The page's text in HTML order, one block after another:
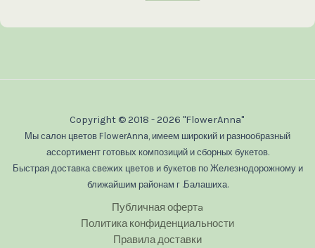
Copyright © 2018 - 2026 "FlowerAnna"
Мы салон цветов FlowerAnna, имеем широкий и разнообразный
ассортимент готовых композиций и сборных букетов.
Быстрая доставка свежих цветов и букетов по Железнодорожному и
ближайшим районам г .Балашиха.
Публичная офертa
Политика конфиденциальности
Правила доставки